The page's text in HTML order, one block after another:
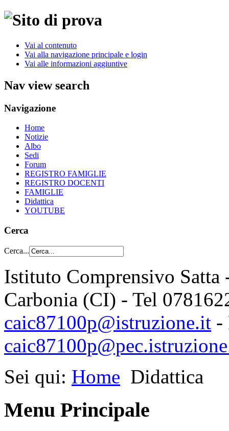
Vai al contenuto
Vai alla navigazione principale e login
Vai alle informazioni aggiuntive
Nav view search
Navigazione
Home
Notizie
Albo
Sedi
Forum
REGISTRO FAMIGLIE
REGISTRO DOCENTI
FAMIGLIE
Didattica
YOUTUBE
Cerca
Cerca...
Istituto Comprensivo
Carbonia (CI) - Tel
caic87100p@istruzione.it -
Sei qui: Home Didattica
Menu Principale